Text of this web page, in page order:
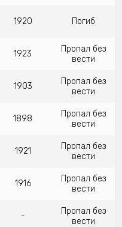
1920 Погиб
1923
Пропал без
вести
1903
Пропал без
вести
1898
Пропал без
вести
1921
Пропал без
вести
1916
Пропал без
вести
-
Пропал без
вести